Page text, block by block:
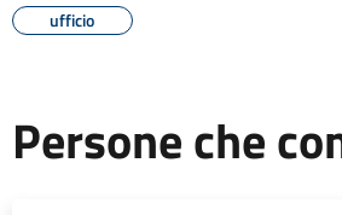
ufficio
Persone che